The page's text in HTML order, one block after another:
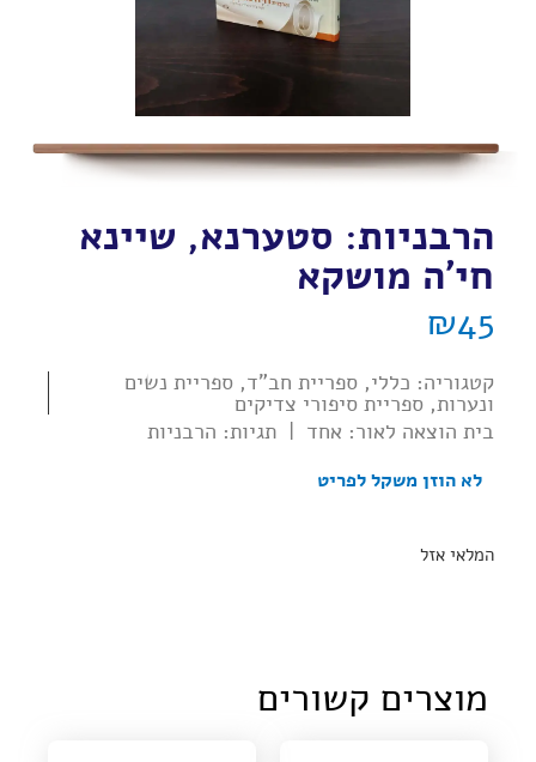
הרבניות: סטערנא, שיינא
חי'ה מושקא
₪45
קטגוריה: כללי, ספריית חב"ד, ספריית נשים
ונערות, ספריית סיפורי צדיקים
בית הוצאה לאור: אחד | תגיות: הרבניות
לא הוזן משקל לפריט
המלאי אזל
מוצרים קשורים